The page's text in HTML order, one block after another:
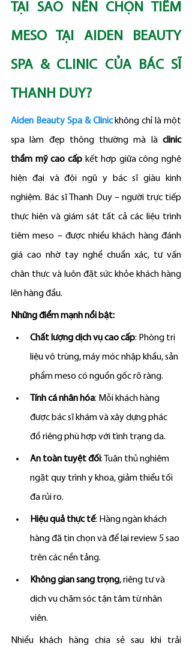
TẠI SAO NÊN CHỌN TIÊM
MESO TẠI AIDEN BEAUTY
SPA & CLINIC CỦA BÁC SĨ
THANH DUY?
Aiden Beauty Spa & Clinic không chỉ là một
spa làm đẹp thông thường mà là clinic
thẩm mỹ cao cấp kết hợp giữa công nghệ
hiện đại và đội ngũ y bác sĩ giàu kinh
nghiệm. Bác sĩ Thanh Duy – người trực tiếp
thực hiện và giám sát tất cả các liệu trình
tiêm meso – được nhiều khách hàng đánh
giá cao nhờ tay nghề chuẩn xác, tư vấn
chân thực và luôn đặt sức khỏe khách hàng
lên hàng đầu.
Những điểm mạnh nổi bật:
Chất lượng dịch vụ cao cấp: Phòng trị
liệu vô trùng, máy móc nhập khẩu, sản
phẩm meso có nguồn gốc rõ ràng.
Tính cá nhân hóa: Mỗi khách hàng
được bác sĩ khám và xây dựng phác
đồ riêng phù hợp với tình trạng da.
An toàn tuyệt đối: Tuân thủ nghiêm
ngặt quy trình y khoa, giảm thiểu tối
đa rủi ro.
Hiệu quả thực tế: Hàng ngàn khách
hàng đã tin chọn và để lại review 5 sao
trên các nền tảng.
Không gian sang trọng, riêng tư và
dịch vụ chăm sóc tận tâm từ nhân
viên.
Nhiều khách hàng chia sẻ sau khi trải